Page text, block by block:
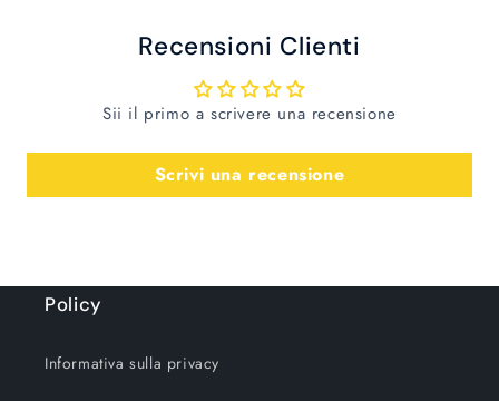
Recensioni Clienti
Sii il primo a scrivere una recensione
Scrivi una recensione
Policy
Informativa sulla privacy